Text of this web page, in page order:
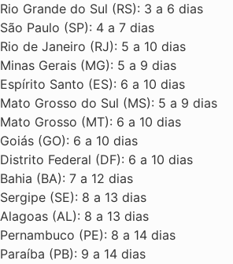
Rio Grande do Sul (RS): 3 a 6 dias
São Paulo (SP): 4 a 7 dias
Rio de Janeiro (RJ): 5 a 10 dias
Minas Gerais (MG): 5 a 9 dias
Espírito Santo (ES): 6 a 10 dias
Mato Grosso do Sul (MS): 5 a 9 dias
Mato Grosso (MT): 6 a 10 dias
Goiás (GO): 6 a 10 dias
Distrito Federal (DF): 6 a 10 dias
Bahia (BA): 7 a 12 dias
Sergipe (SE): 8 a 13 dias
Alagoas (AL): 8 a 13 dias
Pernambuco (PE): 8 a 14 dias
Paraíba (PB): 9 a 14 dias